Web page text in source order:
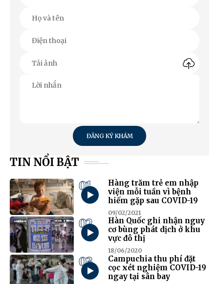
ĐĂNG KÝ KHÁM
TIN NỔI BẬT
01
Hàng trăm trẻ em nhập
viện mỗi tuần vì bệnh
hiếm gặp sau COVID-19
09/02/2021
02
Hàn Quốc ghi nhận nguy
cơ bùng phát dịch ở khu
vực đô thị
18/06/2020
03
Campuchia thu phí đặt
cọc xét nghiệm COVID-19
ngay tại sân bay